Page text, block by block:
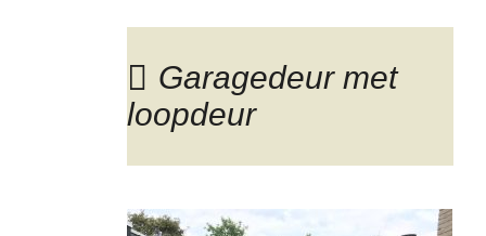
Garagedeur met
loopdeur